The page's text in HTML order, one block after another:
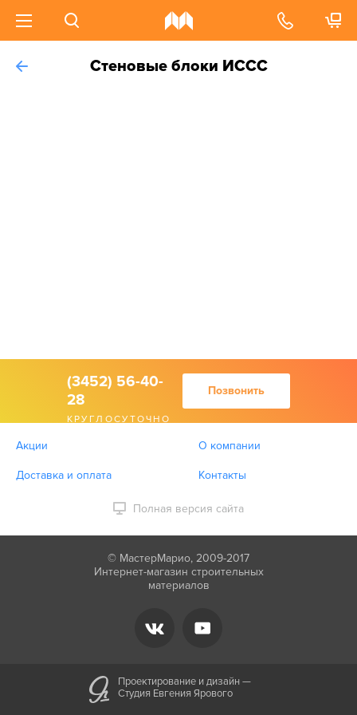
Стеновые блоки ИССС
(3452) 56-40-
28
КРУГЛОСУТОЧНО
Позвонить
Акции О компании
Доставка и оплата Контакты
Полная версия сайта
© МастерМарио, 2009-2017
Интернет-магазин строительных
материалов
Проектирование и дизайн —
Студия Евгения Ярового